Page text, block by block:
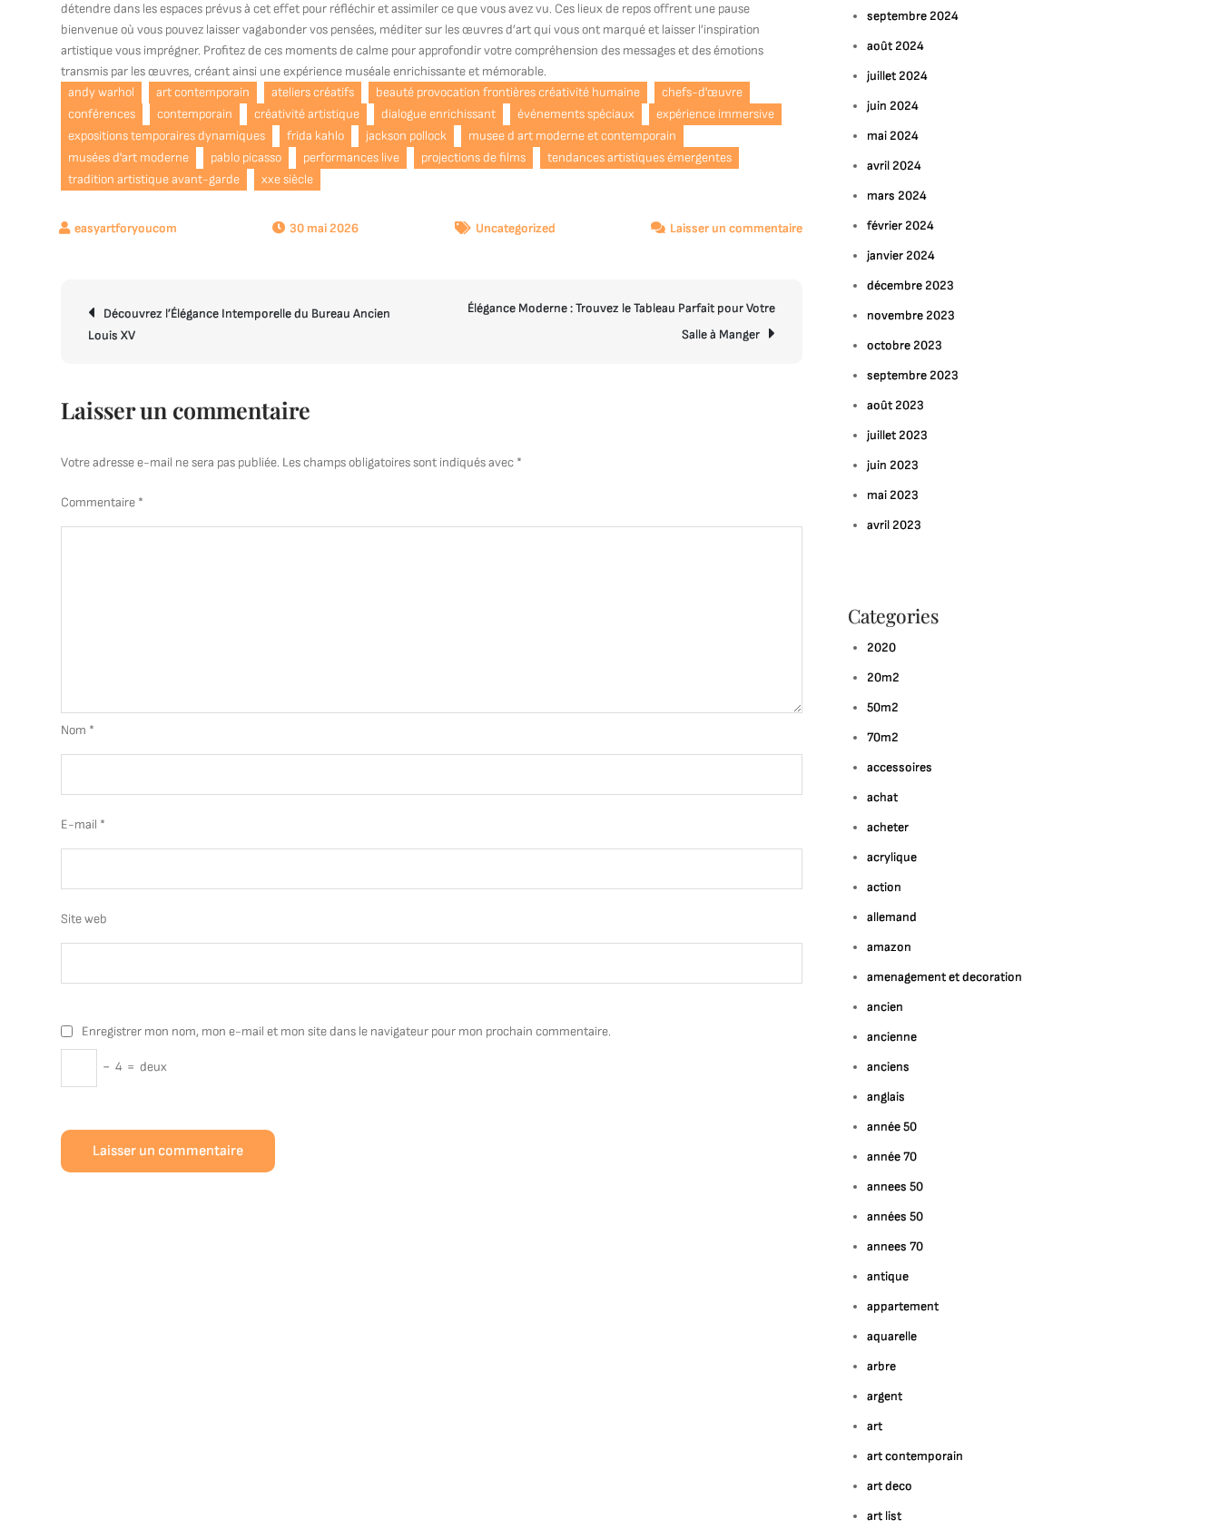
détendre dans les espaces prévus à cet effet pour réfléchir et assimiler ce que vous avez vu. Ces lieux de repos offrent une pause
bienvenue où vous pouvez laisser vagabonder vos pensées, méditer sur les œuvres d’art qui vous ont marqué et laisser l’inspiration
artistique vous imprégner. Profitez de ces moments de calme pour approfondir votre compréhension des messages et des émotions
transmis par les œuvres, créant ainsi une expérience muséale enrichissante et mémorable.
andy warhol
art contemporain ateliers créatifs beauté provocation frontières créativité humaine
chefs-d'œuvre
conférences
contemporain créativité artistique dialogue enrichissant événements spéciaux
expérience immersive
expositions temporaires dynamiques
frida kahlo jackson pollock
musee d art moderne et contemporain
musées d'art moderne
pablo picasso performances live projections de films
tendances artistiques émergentes
tradition artistique avant-garde
xxe siècle
30 mai 2026 Uncategorized Laisser un commentairesur
Navigation
de
Découvrez l’Élégance Intemporelle du Bureau Ancien
Louis XV
Élégance Moderne : Trouvez le Tableau Parfait pour Votre
Salle à Manger
Laisser un commentaire
Votre adresse e-mail ne sera pas publiée. Les champs obligatoires sont indiqués avec *
Commentaire *
Nom *
E-mail *
Site web
Enregistrer mon nom, mon e-mail et mon site dans le navigateur pour mon prochain commentaire.
− 4 = deux
septembre 2024
août 2024
juillet 2024
juin 2024
mai 2024
avril 2024
mars 2024
février 2024
janvier 2024
décembre 2023
novembre 2023
octobre 2023
septembre 2023
août 2023
juillet 2023
juin 2023
mai 2023
avril 2023
Categories
2020
20m2
50m2
70m2
accessoires
achat
acheter
acrylique
action
allemand
amazon
amenagement et decoration
ancien
ancienne
anciens
anglais
année 50
année 70
annees 50
années 50
annees 70
antique
appartement
aquarelle
arbre
argent
art
art contemporain
art deco
art list